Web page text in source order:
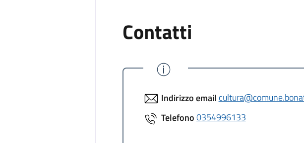
Contatti
Indirizzo email
Telefono0354996133